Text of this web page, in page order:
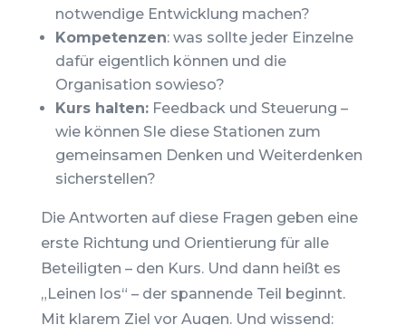
notwendige Entwicklung machen?
Kompetenzen: was sollte jeder Einzelne
dafür eigentlich können und die
Organisation sowieso?
Kurs halten:Feedback und Steuerung –
wie können SIe diese Stationen zum
gemeinsamen Denken und Weiterdenken
sicherstellen?
Die Antworten auf diese Fragen geben eine
erste Richtung und Orientierung für alle
Beteiligten – den Kurs. Und dann heißt es
„Leinen los“ – der spannende Teil beginnt.
Mit klarem Ziel vor Augen. Und wissend: